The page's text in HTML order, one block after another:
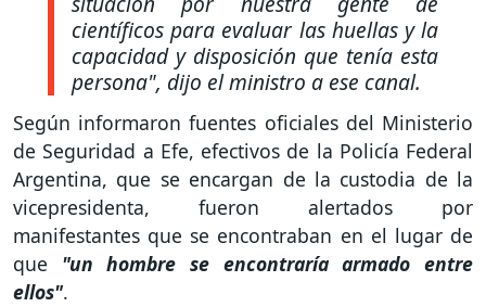
científicos para evaluar las huellas y la
capacidad y disposición que tenía esta
persona", dijo el ministro a ese canal.
Según informaron fuentes oficiales del Ministerio
de Seguridad a Efe, efectivos de la Policía Federal
Argentina, que se encargan de la custodia de la
vicepresidenta, fueron alertados por
manifestantes que se encontraban en el lugar de
que "un hombre se encontraría armado entre
ellos".